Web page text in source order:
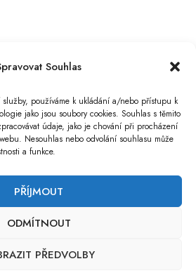
Souhlas
používáme k ukládání a/nebo přístupu k
jako jsou soubory cookies. Souhlas s těmito
údaje, jako je chování při procházení
Nesouhlas nebo odvolání souhlasu může
a funkce.
PŘÍJMOUT
ODMÍTNOUT
PŘEDVOLBY
vytvořen v BOOSTMAN.CZ
Reklamační řád
COMPARE (0)
COMPARE
ALL PRODUCTS